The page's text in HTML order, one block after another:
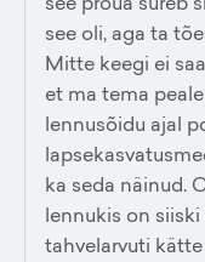
see oli, aga ta
Mitte keegi ei
et ma tema
lennusõidu ajal
ka seda näinud.
lennukis on
tahvelarvuti